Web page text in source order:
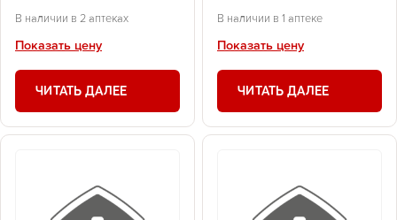
В наличии в 2 аптеках
Показать цену
ЧИТАТЬ ДАЛЕЕ
В наличии в 1 аптеке
Показать цену
ЧИТАТЬ ДАЛЕЕ